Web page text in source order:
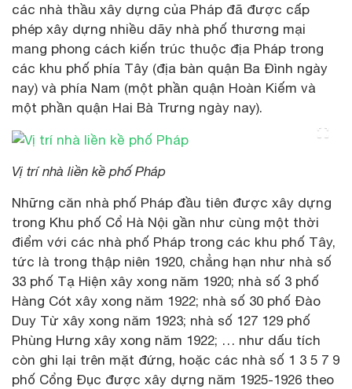
các nhà thầu xây dựng của Pháp đã được cấp
phép xây dựng nhiều dãy nhà phố thương mại
mang phong cách kiến trúc thuộc địa Pháp trong
các khu phố phía Tây (địa bàn quận Ba Đình ngày
nay) và phía Nam (một phần quận Hoàn Kiếm và
một phần quận Hai Bà Trưng ngày nay).
Vị trí nhà liền kề phố Pháp
Những căn nhà phố Pháp đầu tiên được xây dựng
trong Khu phố Cổ Hà Nội gần như cùng một thời
điểm với các nhà phố Pháp trong các khu phố Tây,
tức là trong thập niên 1920, chẳng hạn như nhà số
33 phố Tạ Hiện xây xong năm 1920; nhà số 3 phố
Hàng Cót xây xong năm 1922; nhà số 30 phố Đào
Duy Từ xây xong năm 1923; nhà số 127 129 phố
Phùng Hưng xây xong năm 1922; … như dấu tích
còn ghi lại trên mặt đứng, hoặc các nhà số 1 3 5 7 9
phố Cổng Đục được xây dựng năm 1925-1926 theo